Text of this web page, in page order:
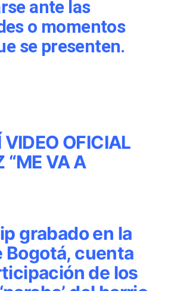
ante las
o momentos
se presenten.
VIDEO OFICIAL
“ME VA A
grabado en la
Bogotá, cuenta
de los